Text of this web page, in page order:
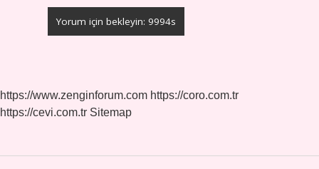
https://www.zenginforum.com https://coro.com.tr
https://cevi.com.tr Sitemap